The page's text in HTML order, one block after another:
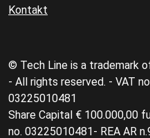
Kontakt
© Tech Line is a trademark
- All rights reserved. - VAT
03225010481
Share Capital € 100.000,00
no. 03225010481- REA AR